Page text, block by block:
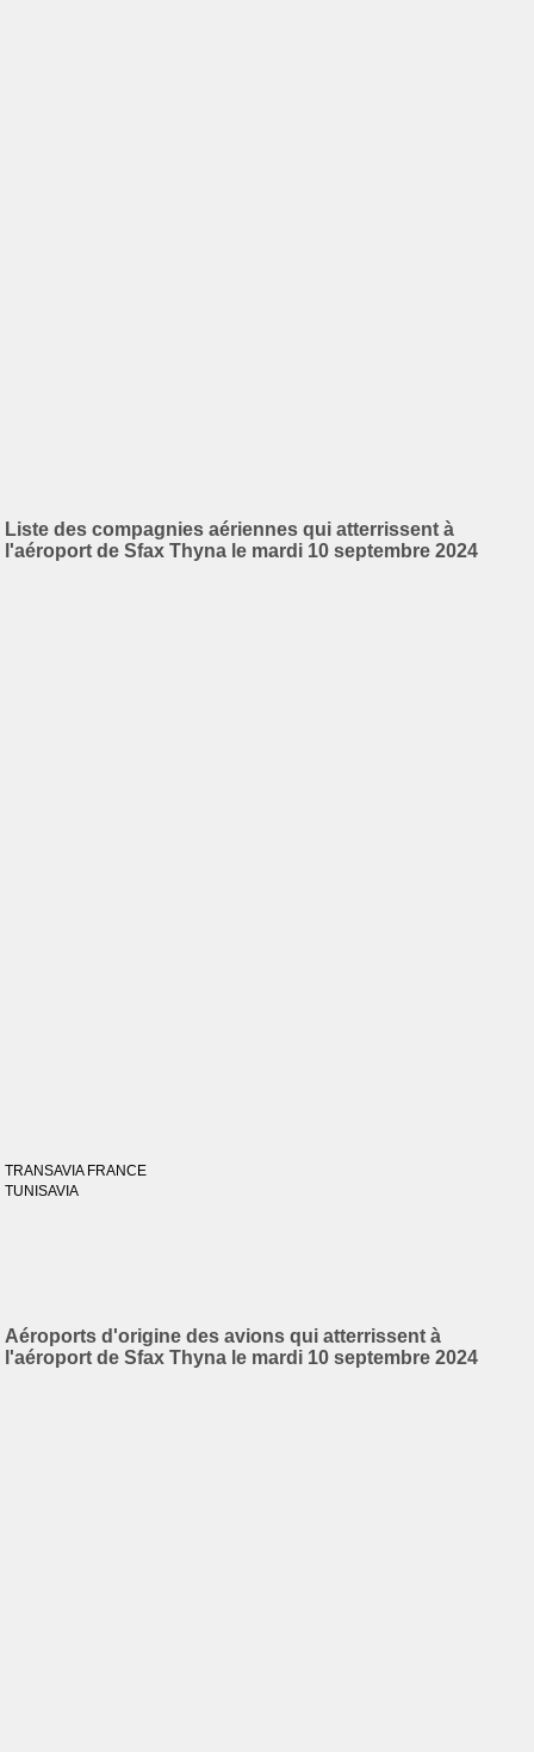
Liste des compagnies aériennes qui atterrissent à
l'aéroport de Sfax Thyna le mardi 10 septembre 2024
TRANSAVIA FRANCE
TUNISAVIA
Aéroports d'origine des avions qui atterrissent à
l'aéroport de Sfax Thyna le mardi 10 septembre 2024